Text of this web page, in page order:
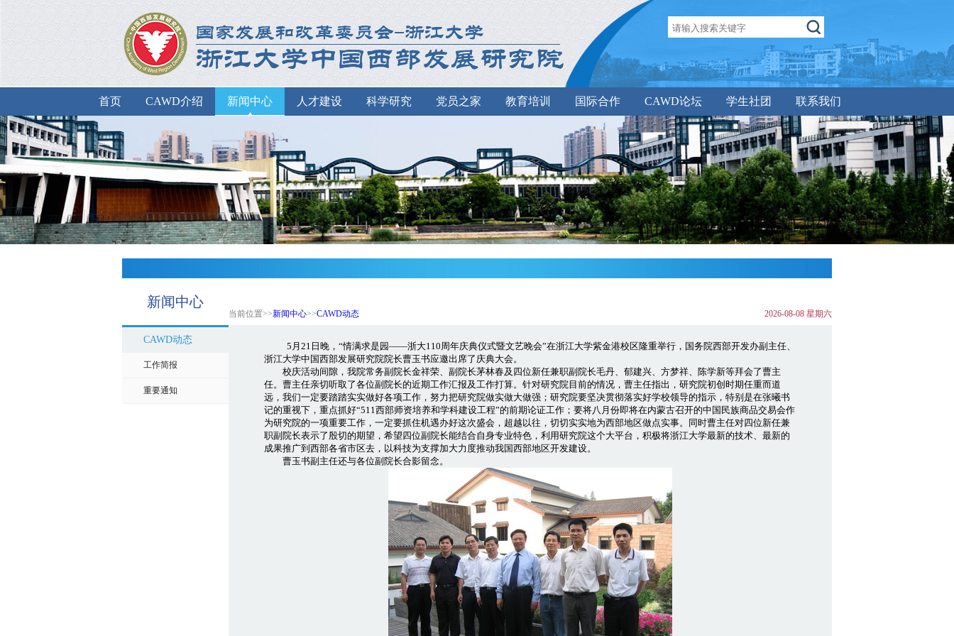
首页 CAWD介绍 新闻中心 人才建设 科学研究 党员之家 教育培训 国际合作 CAWD论坛 学生社团 联系我们
新闻中心
当前位置>>新闻中心>>CAWD动态 2026-08-08 星期六
CAWD动态
工作简报
重要通知
5月21日晚，“情满求是园——浙大110周年庆典仪式暨文艺晚会”在浙江大学紫金港校区隆重举行，国务院西部开发办副主任、
浙江大学中国西部发展研究院院长曹玉书应邀出席了庆典大会。
校庆活动间隙，我院常务副院长金祥荣、副院长茅林春及四位新任兼职副院长毛丹、郁建兴、方梦祥、陈学新等拜会了曹主
任。曹主任亲切听取了各位副院长的近期工作汇报及工作打算。针对研究院目前的情况，曹主任指出，研究院初创时期任重而道
远，我们一定要踏踏实实做好各项工作，努力把研究院做实做大做强；研究院要坚决贯彻落实好学校领导的指示，特别是在张曦书
记的重视下，重点抓好“511西部师资培养和学科建设工程”的前期论证工作；要将八月份即将在内蒙古召开的中国民族商品交易会作
为研究院的一项重要工作，一定要抓住机遇办好这次盛会，超越以往，切切实实地为西部地区做点实事。同时曹主任对四位新任兼
职副院长表示了殷切的期望，希望四位副院长能结合自身专业特色，利用研究院这个大平台，积极将浙江大学最新的技术、最新的
成果推广到西部各省市区去，以科技为支撑加大力度推动我国西部地区开发建设。
曹玉书副主任还与各位副院长合影留念。